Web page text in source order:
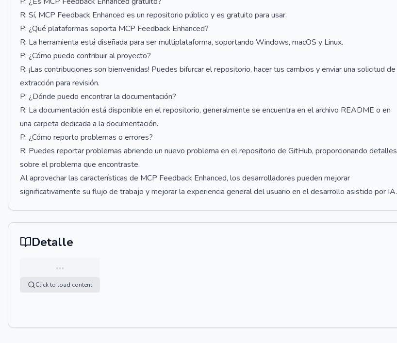
R: Sí, MCP Feedback Enhanced es un repositorio público y es gratuito para usar.
P: ¿Qué plataformas soporta MCP Feedback Enhanced?
R: La herramienta está diseñada para ser multiplataforma, soportando Windows, macOS y Linux.
P: ¿Cómo puedo contribuir al proyecto?
R: ¡Las contribuciones son bienvenidas! Puedes bifurcar el repositorio, hacer tus cambios y enviar una solicitud de
extracción para revisión.
P: ¿Dónde puedo encontrar la documentación?
R: La documentación está disponible en el repositorio, generalmente se encuentra en el archivo README o en
una carpeta dedicada a la documentación.
P: ¿Cómo reporto problemas o errores?
R: Puedes reportar problemas abriendo un nuevo problema en el repositorio de GitHub, proporcionando detalles
sobre el problema que encontraste.
Al aprovechar las características de MCP Feedback Enhanced, los desarrolladores pueden mejorar
significativamente su flujo de trabajo y mejorar la experiencia general del usuario en el desarrollo asistido por IA.
Detalle
…
Click to load content